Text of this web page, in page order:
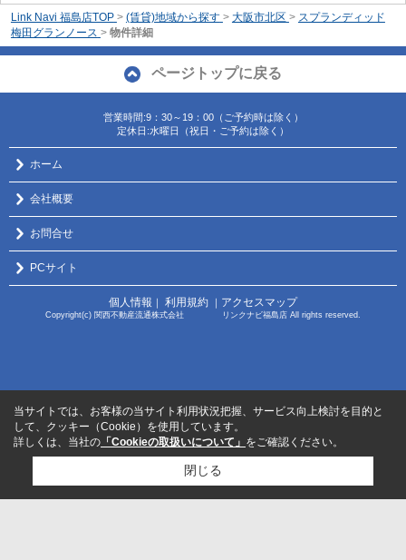
Link Navi 福島店TOP > (賃貸)地域から探す > 大阪市北区 > スプランディッド
梅田グランノース > 物件詳細
ページトップに戻る
営業時間:9：30～19：00（ご予約時は除く）
定休日:水曜日（祝日・ご予約は除く）
ホーム
会社概要
お問合せ
PCサイト
個人情報 ｜ 利用規約 ｜ アクセスマップ
Copyright(c) 関西不動産流通株式会社 リンクナビ福島店 All rights reserved.
当サイトでは、お客様の当サイト利用状況把握、サービス向上検討を目的と
して、クッキー（Cookie）を使用しています。
詳しくは、当社の 「Cookieの取扱いについて」 をご確認ください。
閉じる